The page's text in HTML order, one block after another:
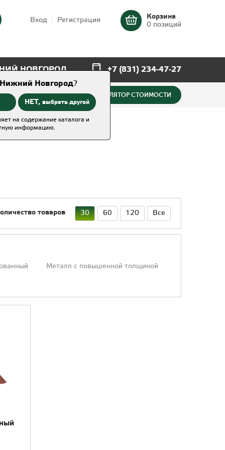
Корзина
0 позиций
Вход Регистрация
Нижний Новгород?
НЕТ, выбрать другой
на содержание каталога и
информацию.
КАЛЬКУЛЯТОР СТОИМОСТИ
+7 (831) 234-47-27
НОВГОРОД
товаров 30 60 120 Все
Металл с повышенной толщиной